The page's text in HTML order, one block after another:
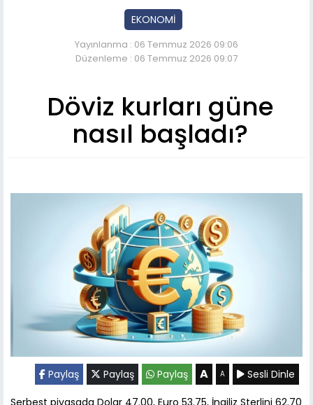
EKONOMİ
Yayınlanma : 06 Temmuz 2026 09:06
Düzenleme : 06 Temmuz 2026 09:07
Döviz kurları güne
nasıl başladı?
Paylaş Paylaş Paylaş A A
Sesli Dinle